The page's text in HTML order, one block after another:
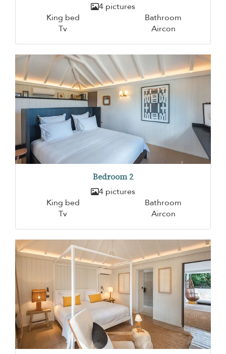
4 pictures
King bed
Bathroom
Tv
Aircon
Bedroom 2
4 pictures
King bed
Bathroom
Tv
Aircon